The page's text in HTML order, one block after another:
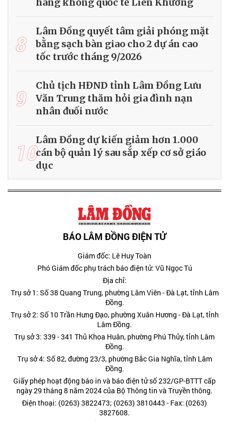
hàng không quốc tế Liên Khương
8
Lâm Đồng quyết tâm giải phóng mặt
bằng sạch bàn giao cho 2 dự án cao
tốc trước tháng 9/2026
9
Chủ tịch HĐND tỉnh Lâm Đồng Lưu
Văn Trung thăm hỏi gia đình nạn
nhân đuối nước
10Lâm Đồng dự kiến giảm hơn 1.000
cán bộ quản lý sau sắp xếp cơ sở giáo
dục
BÁO LÂM ĐỒNG ĐIỆN TỬ
Giám đốc: Lê Huy Toàn
Phó Giám đốc phụ trách báo điện tử: Vũ Ngọc Tú
Địa chỉ:
Trụ sở 1: Số 38 Quang Trung, phường Lâm Viên - Đà Lạt, tỉnh Lâm
Đồng.
Trụ sở 2: Số 10 Trần Hưng Đạo, phường Xuân Hương - Đà Lạt, tỉnh
Lâm Đồng.
Trụ sở 3: 339 - 341 Thủ Khoa Huân, phường Phú Thủy, tỉnh Lâm
Đồng.
Trụ sở 4: Số 82, đường 23/3, phường Bắc Gia Nghĩa, tỉnh Lâm
Đồng.
Giấy phép hoạt động báo in và báo điện tử số 232/GP-BTTT cấp
ngày 29 tháng 8 năm 2024 của Bộ Thông tin và Truyền thông.
Điện thoại: (0263) 3822473; (0263) 3810443 - Fax: (0263)
3827608.